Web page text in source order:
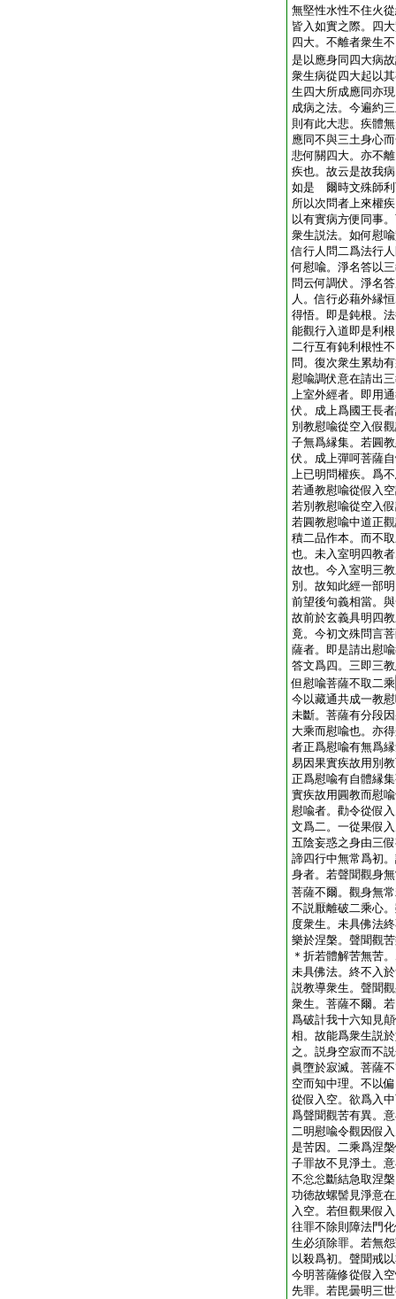
無堅性水性不住火
皆入如實之際。四
四大。不離者衆生
是以應身同四大病
衆生病從四大起以
生四大所成應同亦
成病之法。今遍約
則有此大悲。疾體
應同不與三土身心
悲何關四大。亦不
疾也。故云是故我
如是 爾時文殊師利
所以次問者上來權
以有實病方便同事
衆生説法。如何慰
信行人問二爲法行
何慰喩。淨名答以
問云何調伏。淨名
人。信行必藉外縁
得悟。即是鈍根。
能觀行入道即是利
二行互有鈍利根性
問。復次衆生累劫
慰喩調伏意在請出
上室外經者。即用
伏。成上爲國王長
別教慰喩從空入假
子無爲縁集。若圓
伏。成上彈呵菩薩
上已明問權疾。爲
若通教慰喩從假入
若別教慰喩從空入
若圓教慰喩中道正
積二品作本。而不
也。未入室明四教
故也。今入室明三
別。故知此經一部
前望後句義相當。
故前於玄義具明四
竟。今初文殊問言
薩者。即是請出慰
答文爲四。三即三
但慰喩菩薩不取二乘
今以藏通共成一教
未斷。菩薩有分段
大乘而慰喩也。亦
者正爲慰喩有無爲
易因果實疾故用別
正爲慰喩有自體縁
實疾故用圓教而慰
慰喩者。勸令從假
文爲二。一從果假
五陰妄惑之身由三
諦四行中無常爲初
身者。若聲聞觀身
菩薩不爾。觀身無
不説厭離破二乘心
度衆生。未具佛法
樂於涅槃。聲聞觀
＊折若體解苦無苦
未具佛法。終不入
説教導衆生。聲聞
衆生。菩薩不爾。
爲破計我十六知見
相。故能爲衆生説
之。説身空寂而不
眞墮於寂滅。菩薩
空而知中理。不以
從假入空。欲爲入
爲聲聞觀苦有異。
二明慰喩令觀因假
是苦因。二乘爲涅
子罪故不見淨土。
不忩忩斷結急取涅
功徳故螺髻見淨意
入空。若但觀果假
往罪不除則障法門
生必須除罪。若無
以殺爲初。聲聞戒
今明菩薩修從假入
先罪。若毘曇明三